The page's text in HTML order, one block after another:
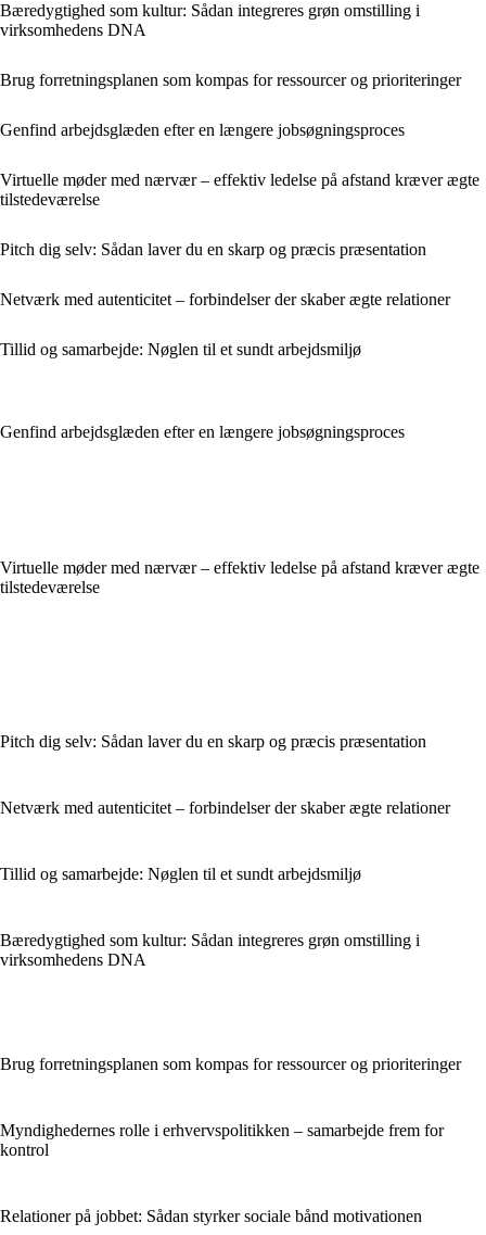
Bæredygtighed som kultur: Sådan integreres grøn omstilling i
virksomhedens DNA
Brug forretningsplanen som kompas for ressourcer og prioriteringer
Genfind arbejdsglæden efter en længere jobsøgningsproces
Virtuelle møder med nærvær – effektiv ledelse på afstand kræver ægte
tilstedeværelse
Pitch dig selv: Sådan laver du en skarp og præcis præsentation
Netværk med autenticitet – forbindelser der skaber ægte relationer
Tillid og samarbejde: Nøglen til et sundt arbejdsmiljø
Genfind arbejdsglæden efter en længere jobsøgningsproces
Virtuelle møder med nærvær – effektiv ledelse på afstand kræver ægte
tilstedeværelse
Pitch dig selv: Sådan laver du en skarp og præcis præsentation
Netværk med autenticitet – forbindelser der skaber ægte relationer
Tillid og samarbejde: Nøglen til et sundt arbejdsmiljø
Bæredygtighed som kultur: Sådan integreres grøn omstilling i
virksomhedens DNA
Brug forretningsplanen som kompas for ressourcer og prioriteringer
Myndighedernes rolle i erhvervspolitikken – samarbejde frem for
kontrol
Relationer på jobbet: Sådan styrker sociale bånd motivationen